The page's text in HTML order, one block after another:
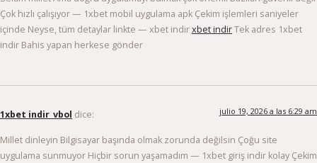
Çok hızlı çalışıyor — 1xbet mobil uygulama apk Çekim işlemleri saniyeler
içinde Neyse, tüm detaylar linkte — xbet indirxbet indirTek adres 1xbet
indir Bahis yapan herkese gönder
1xbet indir_vbol dice: julio 19, 2026 a las 6:29 am
Millet dinleyin Bilgisayar başında olmak zorunda değilsin Çoğu site
uygulama sunmuyor Hiçbir sorun yaşamadım — 1xbet giriş indir kolay Çekim